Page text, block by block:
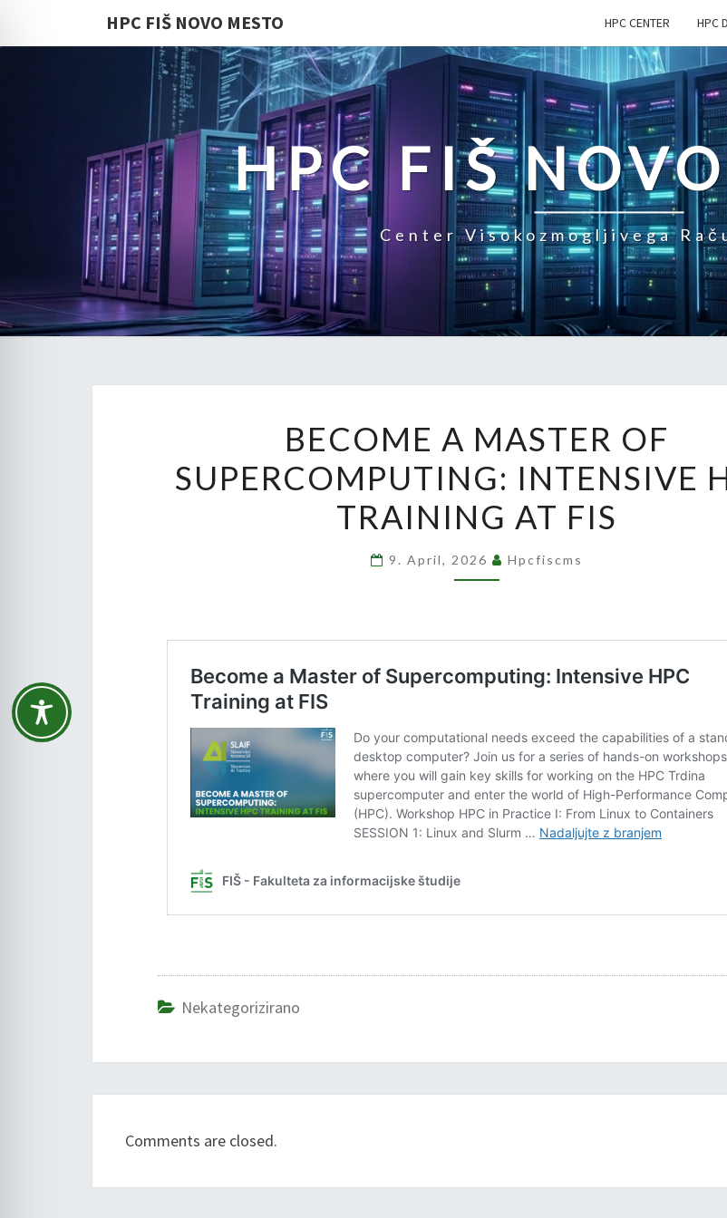
HPC FIŠ NOVO MESTO HPC CENTER HPC
HPC FIŠ
Center Visokozmogljivega
BECOME A MASTER OF
SUPERCOMPUTING: INTENSIVE
TRAINING AT FIS
9. April, 2026 Hpcfiscms
Nekategorizirano
Comments are closed.